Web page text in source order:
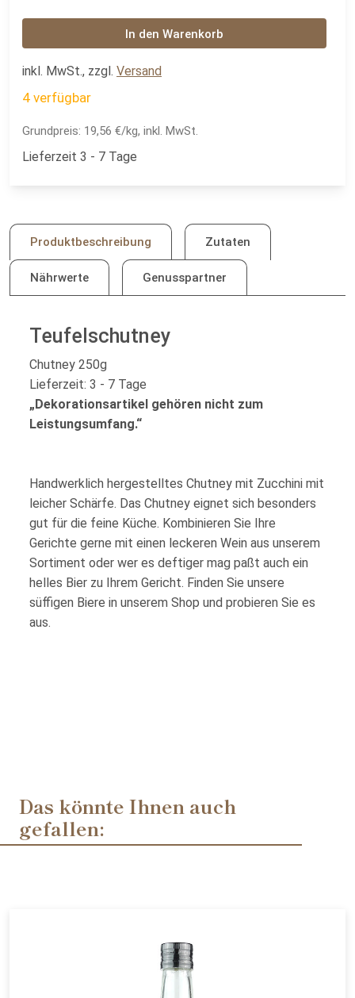
In den Warenkorb
inkl. MwSt., zzgl. Versand
4 verfügbar
Grundpreis: 19,56 €/kg, inkl. MwSt.
Lieferzeit 3 - 7 Tage
Produktbeschreibung Zutaten
Nährwerte Genusspartner
Teufelschutney
Chutney 250g
Lieferzeit: 3 - 7 Tage
„Dekorationsartikel gehören nicht zum
Leistungsumfang.“
Handwerklich hergestelltes Chutney mit Zucchini mit
leicher Schärfe. Das Chutney eignet sich besonders
gut für die feine Küche. Kombinieren Sie Ihre
Gerichte gerne mit einen leckeren Wein aus unserem
Sortiment oder wer es deftiger mag paßt auch ein
helles Bier zu Ihrem Gericht. Finden Sie unsere
süffigen Biere in unserem Shop und probieren Sie es
aus.
Das könnte Ihnen auch
gefallen: